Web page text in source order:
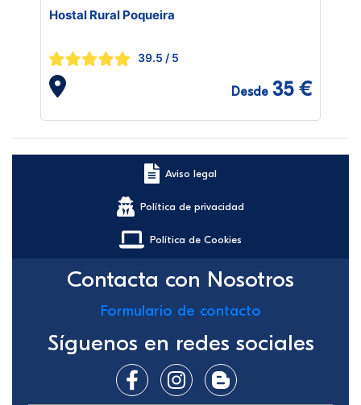
Hostal Rural Poqueira
39.5 / 5
Desde 35 €
Aviso legal
Política de privacidad
Política de Cookies
Contacta con Nosotros
Formulario de contacto
Síguenos en redes sociales